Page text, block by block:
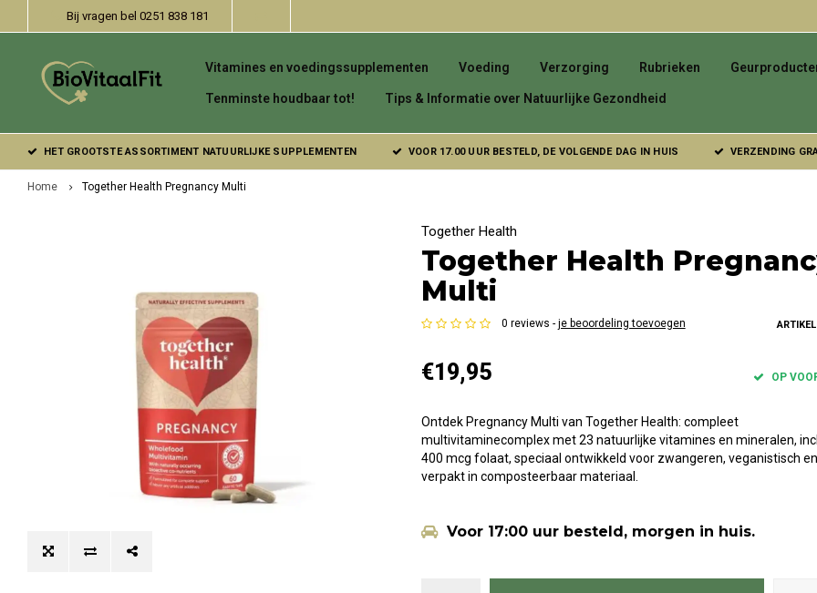
Bij vragen bel 0251 838 181
Vitamines en voedingssupplementen Voeding Verzorging Rubrieken
Tenminste houdbaar tot! Tips & Informatie over Natuurlijke Gezondheid
HET GROOTSTE ASSORTIMENT NATUURLIJKE SUPPLEMENTEN VOOR 17.00 UUR BESTELD, DE VOLGENDE DAG IN HUIS VERZENDING
Home Together Health Pregnancy Multi
Together Health
Together Health
Multi
0 reviews - je beoordeling toevoegen
€19,95 OP
Ontdek Pregnancy Multi van Together Health: compleet
multivitaminecomplex met 23 natuurlijke vitamines en mineralen,
400 mcg folaat, speciaal ontwikkeld voor zwangeren, veganistisch en
verpakt in composteerbaar materiaal.
Voor 17:00 uur besteld, morgen in huis.